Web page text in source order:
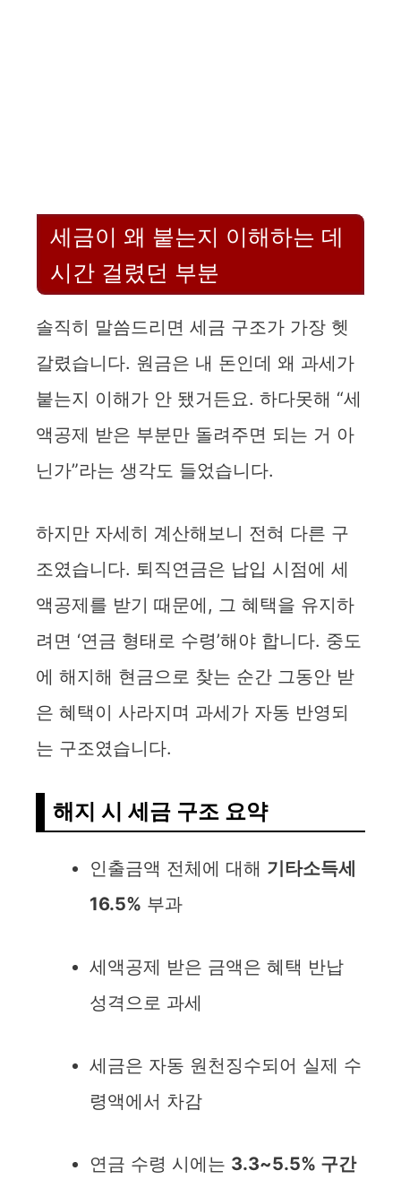
세금이 왜 붙는지 이해하는 데
시간 걸렸던 부분
솔직히 말씀드리면 세금 구조가 가장 헷
갈렸습니다. 원금은 내 돈인데 왜 과세가
붙는지 이해가 안 됐거든요. 하다못해 “세
액공제 받은 부분만 돌려주면 되는 거 아
닌가”라는 생각도 들었습니다.
하지만 자세히 계산해보니 전혀 다른 구
조였습니다. 퇴직연금은 납입 시점에 세
액공제를 받기 때문에, 그 혜택을 유지하
려면 ‘연금 형태로 수령’해야 합니다. 중도
에 해지해 현금으로 찾는 순간 그동안 받
은 혜택이 사라지며 과세가 자동 반영되
는 구조였습니다.
해지 시 세금 구조 요약
인출금액 전체에 대해 기타소득세
16.5% 부과
세액공제 받은 금액은 혜택 반납
성격으로 과세
세금은 자동 원천징수되어 실제 수
령액에서 차감
연금 수령 시에는 3.3~5.5% 구간